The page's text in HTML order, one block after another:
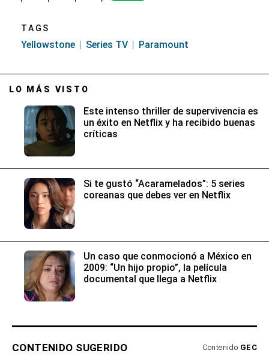
TAGS
Yellowstone Series TV Paramount
LO MÁS VISTO
Este intenso thriller de supervivencia es
un éxito en Netflix y ha recibido buenas
críticas
Si te gustó “Acaramelados”: 5 series
coreanas que debes ver en Netflix
Un caso que conmocionó a México en
2009: “Un hijo propio”, la película
documental que llega a Netflix
CONTENIDO SUGERIDO Contenido GEC